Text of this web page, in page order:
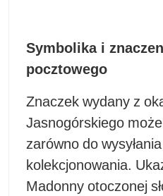
Symbolika i
pocztowego
Znaczek wydany z
Jasnogórskiego
zarówno do
kolekcjonowania.
Madonny otoczonej